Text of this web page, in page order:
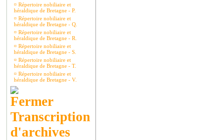
¤ Répertoire nobiliaire et
héraldique de Bretagne - P.
¤ Répertoire nobiliaire et
héraldique de Bretagne - Q.
¤ Répertoire nobiliaire et
héraldique de Bretagne - R.
¤ Répertoire nobiliaire et
héraldique de Bretagne - S.
¤ Répertoire nobiliaire et
héraldique de Bretagne - T.
¤ Répertoire nobiliaire et
héraldique de Bretagne - V.
Transcription
d'archives